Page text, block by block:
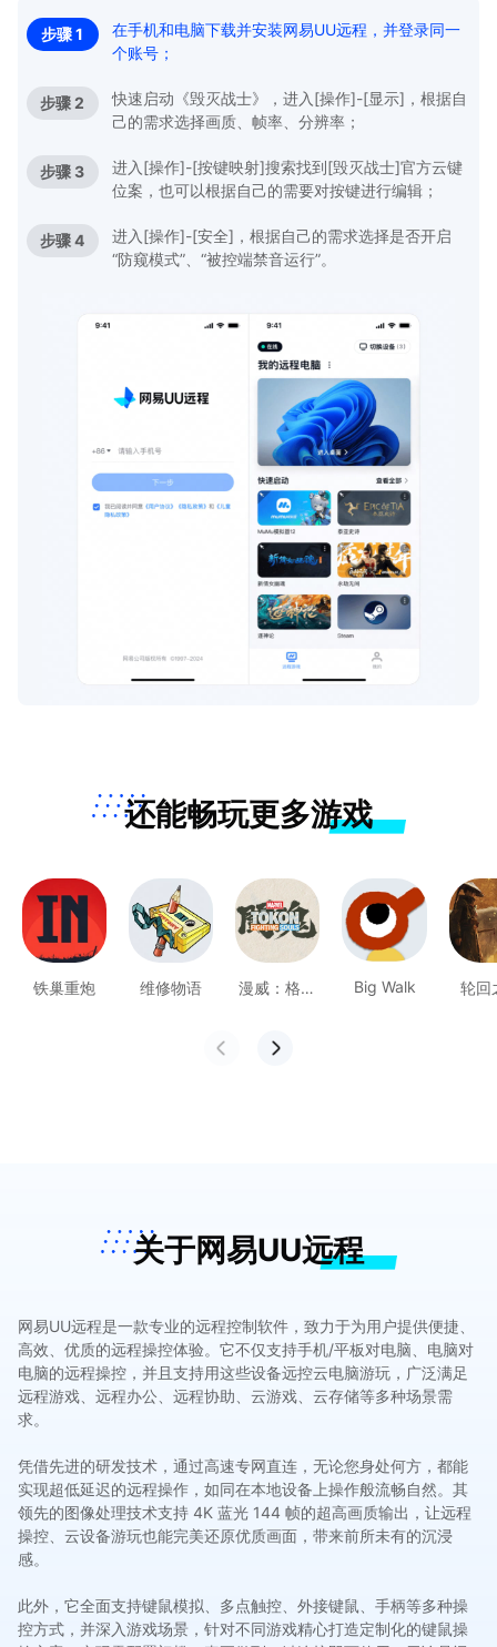
步骤 1
在手机和电脑下载并安装网易UU远程，并登录同一
个账号；
步骤 2
快速启动《毁灭战士》，进入[操作]-[显示]，根据自
己的需求选择画质、帧率、分辨率；
步骤 3
进入[操作]-[按键映射]搜索找到[毁灭战士]官方云键
位案，也可以根据自己的需要对按键进行编辑；
步骤 4
进入[操作]-[安全]，根据自己的需求选择是否开启
“防窥模式”、“被控端禁音运行”。
还能畅玩更多游戏
铁巢重炮 维修物语
漫威：格斗
Big Walk 轮回
关于网易UU远程
网易UU远程是一款专业的远程控制软件，致力于为用户提供便捷、
高效、优质的远程操控体验。它不仅支持手机/平板对电脑、电脑对
电脑的远程操控，并且支持用这些设备远控云电脑游玩，广泛满足
远程游戏、远程办公、远程协助、云游戏、云存储等多种场景需
求。
凭借先进的研发技术，通过高速专网直连，无论您身处何方，都能
实现超低延迟的远程操作，如同在本地设备上操作般流畅自然。其
领先的图像处理技术支持 4K 蓝光 144 帧的超高画质输出，让远程
操控、云设备游玩也能完美还原优质画面，带来前所未有的沉浸
感。
此外，它全面支持键鼠模拟、多点触控、外接键鼠、手柄等多种操
控方式，并深入游戏场景，针对不同游戏精心打造定制化的键鼠操